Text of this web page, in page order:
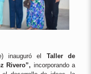
inauguró el
Taller de
Rivero”, incorporando a